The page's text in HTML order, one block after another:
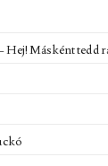
Hej! Másként tedd